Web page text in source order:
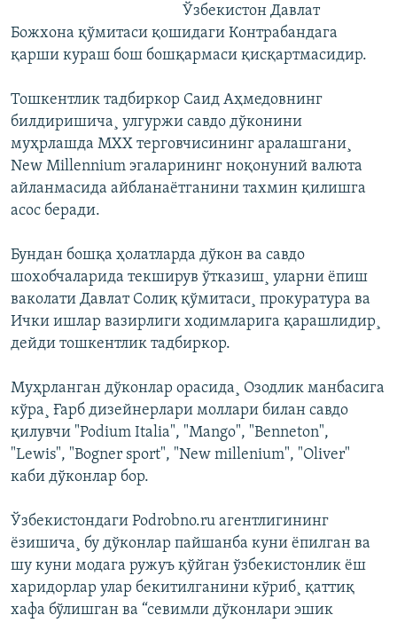
Ўзбекистон Давлат
Божхона қўмитаси қошидаги Контрабандага
қарши кураш бош бошқармаси қисқартмасидир.
Тошкентлик тадбиркор Саид Аҳмедовнинг
билдиришича¸ улгуржи савдо дўконини
муҳрлашда МХХ терговчисининг аралашгани¸
New Millennium эгаларининг ноқонуний валюта
айланмасида айбланаëтганини тахмин қилишга
асос беради.
Бундан бошқа ҳолатларда дўкон ва савдо
шохобчаларида текширув ўтказиш¸ уларни ëпиш
ваколати Давлат Солиқ қўмитаси¸ прокуратура ва
Ички ишлар вазирлиги ходимларига қарашлидир¸
дейди тошкентлик тадбиркор.
Муҳрланган дўконлар орасида¸ Озодлик манбасига
кўра¸ Ғарб дизейнерлари моллари билан савдо
қилувчи "Podium Italia", "Mango", "Benneton",
"Lewis", "Bogner sport", "New millenium", "Oliver"
каби дўконлар бор.
Ўзбекистондаги Podrobno.ru агентлигининг
ëзишича¸ бу дўконлар пайшанба куни ëпилган ва
шу куни модага ружуъ қўйган ўзбекистонлик ëш
харидорлар улар бекитилганини кўриб¸ қаттиқ
хафа бўлишган ва “севимли дўконлари эшик